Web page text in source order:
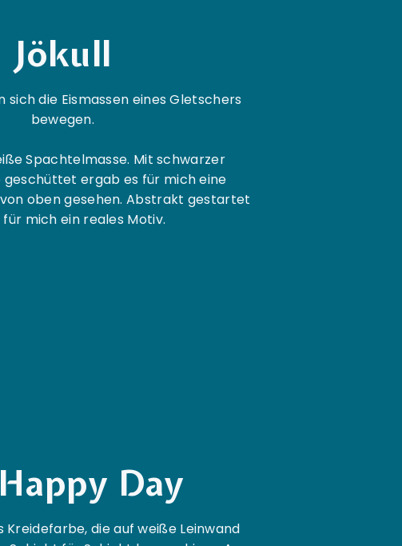
Jökull
sich die Eismassen eines Gletschers
bewegen.
Spachtelmasse. Mit schwarzer
geschüttet ergab es für mich eine
oben gesehen. Abstrakt gestartet
mich ein reales Motiv.
Day
Kreidefarbe, die auf weiße Leinwand